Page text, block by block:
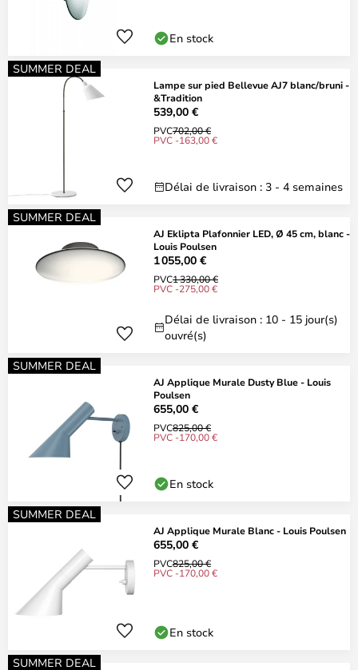
En stock
SUMMER DEAL
Lampe sur pied Bellevue AJ7 blanc/bruni -
&Tradition
539,00 €
PVC702,00 €
PVC -163,00 €
Délai de livraison : 3 - 4 semaines
SUMMER DEAL
AJ Eklipta Plafonnier LED, Ø 45 cm, blanc -
Louis Poulsen
1 055,00 €
PVC1 330,00 €
PVC -275,00 €
Délai de livraison : 10 - 15 jour(s)
ouvré(s)
SUMMER DEAL
AJ Applique Murale Dusty Blue - Louis
Poulsen
655,00 €
PVC825,00 €
PVC -170,00 €
En stock
SUMMER DEAL
AJ Applique Murale Blanc - Louis Poulsen
655,00 €
PVC825,00 €
PVC -170,00 €
En stock
SUMMER DEAL